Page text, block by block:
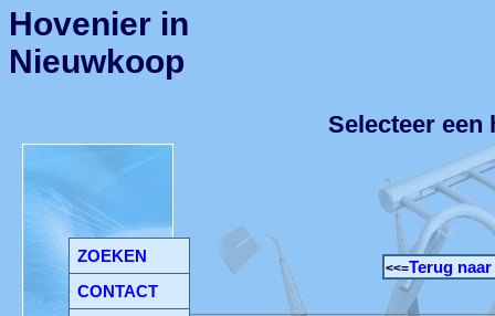
ZOEKEN
CONTACT
Hovenier in
Nieuwkoop
Selecteer een
<<=Terug